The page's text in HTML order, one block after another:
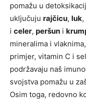
pomažu u
uključuju rajčicu, luk,
i celer, peršun i
mineralima i
primjer, vitamin C i
podržavaju naš
svojstva pomažu u
Osim toga, redovno